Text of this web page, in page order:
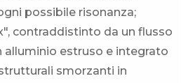
possibile risonanza;
contraddistinto da un flusso
alluminio estruso e integrato
smorzanti in